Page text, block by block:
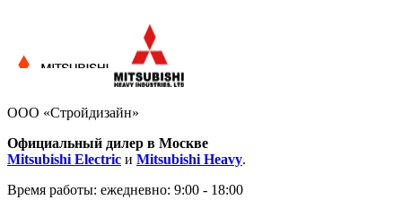
ООО «Стройдизайн»
Официальный дилер в Москве
Mitsubishi Electric и Mitsubishi Heavy.
Время работы: ежедневно: 9:00 - 18:00